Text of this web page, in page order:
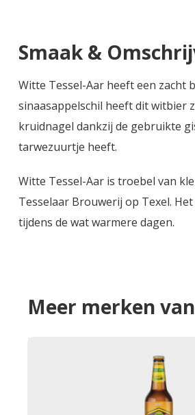
Smaak &
Witte Tessel-Aar heeft een zacht
sinaasappelschil heeft dit witbier
kruidnagel dankzij de gebruikte
tarwezuurtje heeft.
Witte Tessel-Aar is troebel van
Tesselaar Brouwerij op Texel.
tijdens de wat warmere dagen.
Meer merken